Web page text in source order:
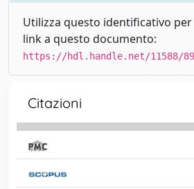
Utilizza questo identificativo
link a questo documento:
https://hdl.handle.net/11588/
Citazioni